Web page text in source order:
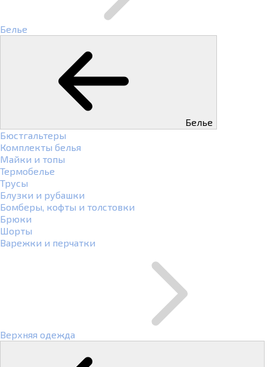
Белье
Белье
Бюстгальтеры
Комплекты белья
Майки и топы
Термобелье
Трусы
Блузки и рубашки
Бомберы, кофты и толстовки
Брюки
Шорты
Варежки и перчатки
Верхняя одежда